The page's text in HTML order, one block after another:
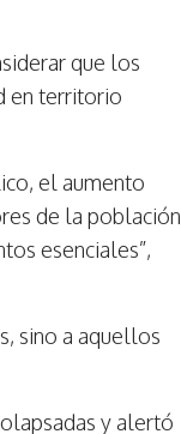
que los
en territorio
el aumento
de la población
esenciales”,
sino a aquellos
y alertó